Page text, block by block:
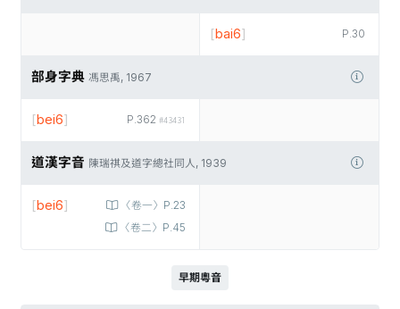
P.30
[bai6]
部身字典 馮思禹, 1967
P.362 #43431
[bei6]
道漢字音 陳瑞祺及道字總社同人, 1939
〈卷一〉P.23
〈卷二〉P.45
[bei6]
早期粵音